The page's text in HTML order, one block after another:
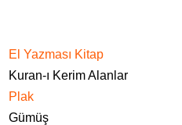
El Yazması Kitap
Kuran-ı Kerim Alanlar
Plak
Gümüş